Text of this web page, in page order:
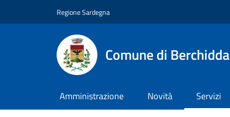
Regione Sardegna
Comune di Berchidda
Amministrazione Novità Servizi